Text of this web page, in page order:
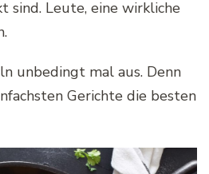
sind. Leute, eine wirkliche
unbedingt mal aus. Denn
Gerichte die besten